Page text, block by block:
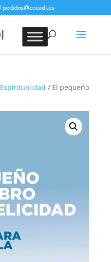
pedidos@cecadi.es
BUSCAR
Espiritualidad / El pequeño